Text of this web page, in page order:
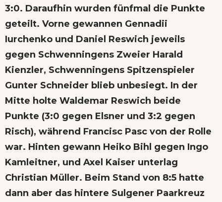
3:0. Daraufhin wurden fünfmal die Punkte
geteilt. Vorne gewannen Gennadii
Iurchenko und Daniel Reswich jeweils
gegen Schwenningens Zweier Harald
Kienzler, Schwenningens Spitzenspieler
Gunter Schneider blieb unbesiegt. In der
Mitte holte Waldemar Reswich beide
Punkte (3:0 gegen Elsner und 3:2 gegen
Risch), während Francisc Pasc von der Rolle
war. Hinten gewann Heiko Bihl gegen Ingo
Kamleitner, und Axel Kaiser unterlag
Christian Müller. Beim Stand von 8:5 hatte
dann aber das hintere Sulgener Paarkreuz